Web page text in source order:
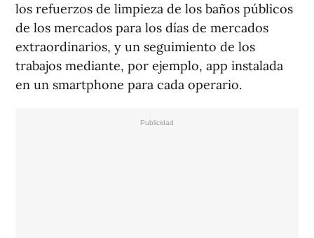
los refuerzos de limpieza de los baños públicos
de los mercados para los días de mercados
extraordinarios, y un seguimiento de los
trabajos mediante, por ejemplo, app instalada
en un smartphone para cada operario.